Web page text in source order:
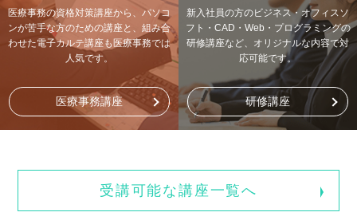
医療事務の資格対策講座から、パソコ
ンが苦手な方のための講座と、組み合
わせた電子カルテ講座も医療事務では
人気です。
医療事務講座
新入社員の方のビジネス・オフィスソ
フト・CAD・Web・プログラミングの
研修講座など、オリジナルな内容で対
応可能です。
研修講座
受講可能な講座一覧へ